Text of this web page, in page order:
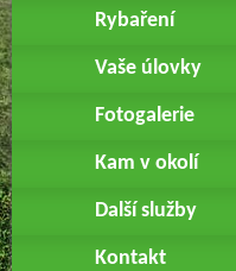
Rybaření
Vaše úlovky
Fotogalerie
Kam v okolí
Další služby
Kontakt